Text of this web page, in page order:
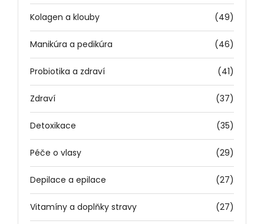
Kolagen a klouby (49)
Manikúra a pedikúra (46)
Probiotika a zdraví (41)
Zdraví (37)
Detoxikace (35)
Péče o vlasy (29)
Depilace a epilace (27)
Vitamíny a doplňky stravy (27)